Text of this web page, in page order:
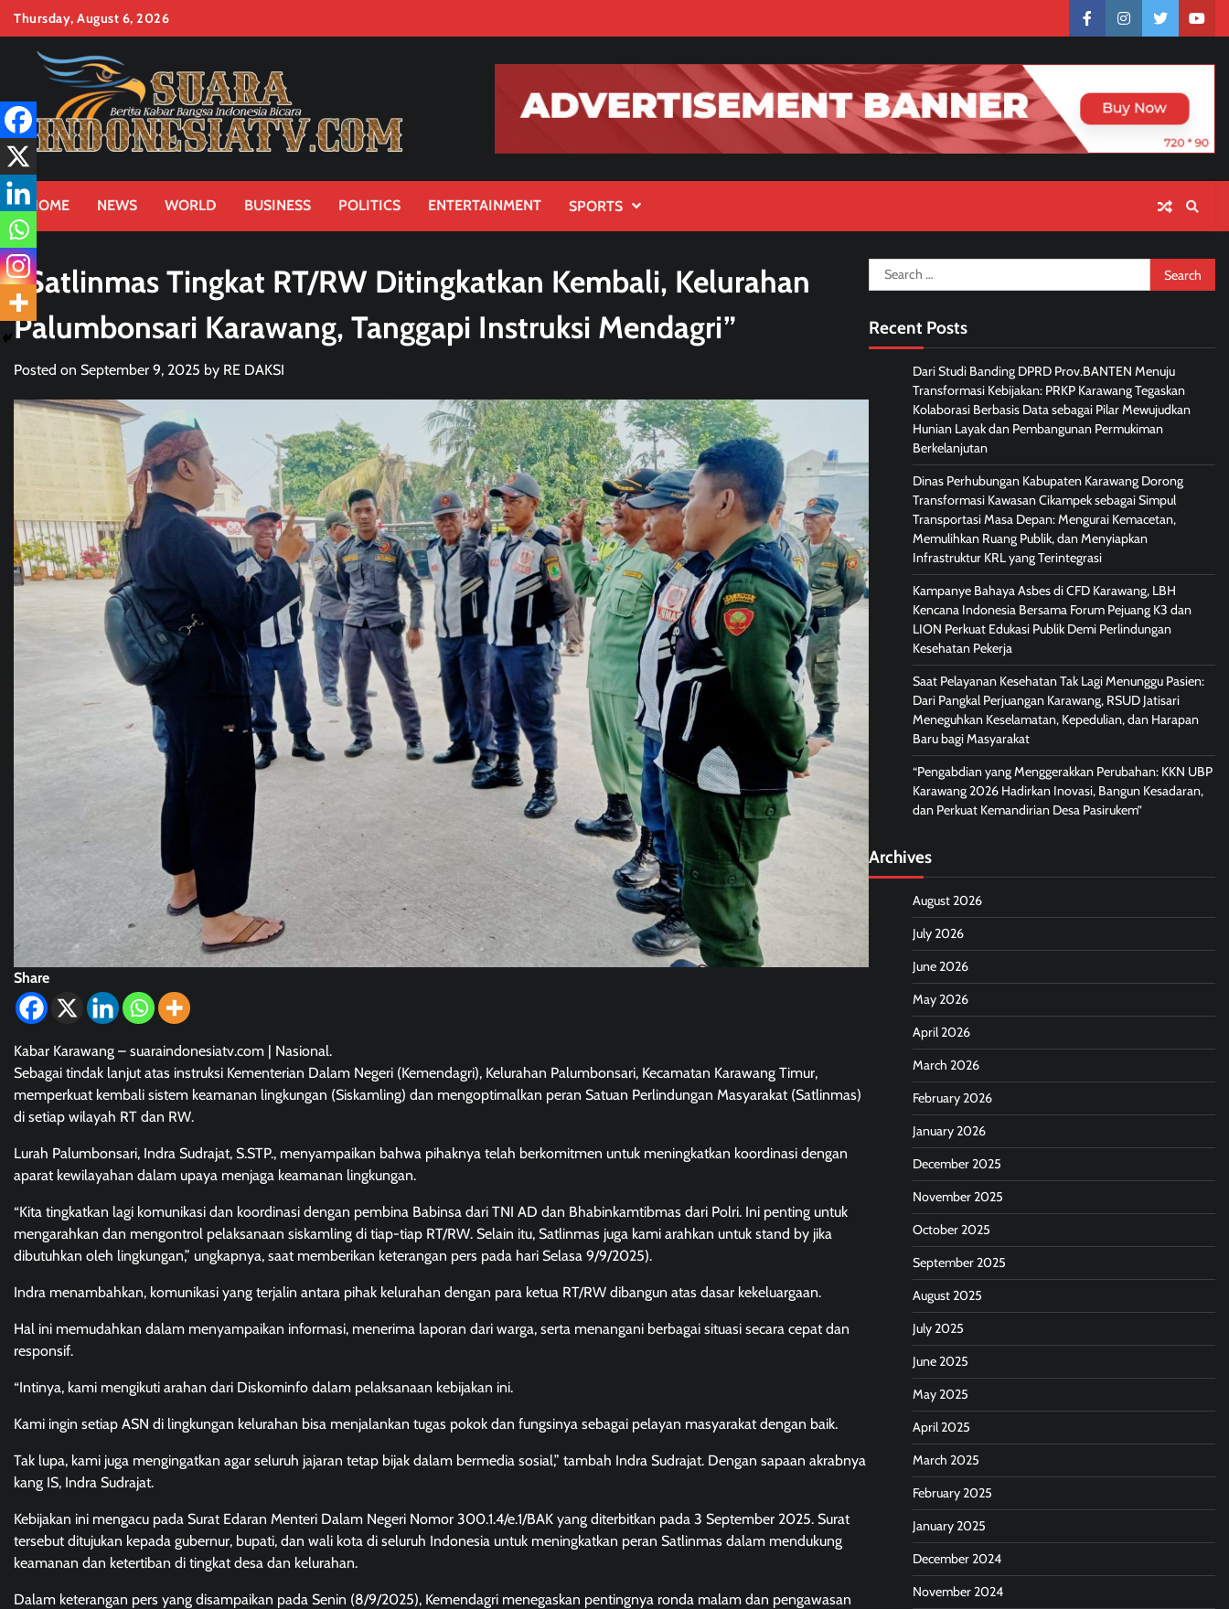
Skip
content
Thursday, August 6, 2026
facebookinstagramtwitter
HOME NEWS WORLD BUSINESS POLITICS ENTERTAINMENT SPORTS
“Satlinmas Tingkat RT/RW Ditingkatkan Kembali, Kelurahan
Palumbonsari Karawang, Tanggapi Instruksi Mendagri”
Posted on September 9, 2025 by RE DAKSI
Share
Kabar Karawang – suaraindonesiatv.com | Nasional.
Sebagai tindak lanjut atas instruksi Kementerian Dalam Negeri (Kemendagri), Kelurahan Palumbonsari, Kecamatan Karawang Timur,
memperkuat kembali sistem keamanan lingkungan (Siskamling) dan mengoptimalkan peran Satuan Perlindungan Masyarakat (Satlinmas)
di setiap wilayah RT dan RW.
Lurah Palumbonsari, Indra Sudrajat, S.STP., menyampaikan bahwa pihaknya telah berkomitmen untuk meningkatkan koordinasi dengan
aparat kewilayahan dalam upaya menjaga keamanan lingkungan.
“Kita tingkatkan lagi komunikasi dan koordinasi dengan pembina Babinsa dari TNI AD dan Bhabinkamtibmas dari Polri. Ini penting untuk
mengarahkan dan mengontrol pelaksanaan siskamling di tiap-tiap RT/RW. Selain itu, Satlinmas juga kami arahkan untuk stand by jika
dibutuhkan oleh lingkungan,” ungkapnya, saat memberikan keterangan pers pada hari Selasa 9/9/2025).
Indra menambahkan, komunikasi yang terjalin antara pihak kelurahan dengan para ketua RT/RW dibangun atas dasar kekeluargaan.
Hal ini memudahkan dalam menyampaikan informasi, menerima laporan dari warga, serta menangani berbagai situasi secara cepat dan
responsif.
“Intinya, kami mengikuti arahan dari Diskominfo dalam pelaksanaan kebijakan ini.
Kami ingin setiap ASN di lingkungan kelurahan bisa menjalankan tugas pokok dan fungsinya sebagai pelayan masyarakat dengan baik.
Tak lupa, kami juga mengingatkan agar seluruh jajaran tetap bijak dalam bermedia sosial,” tambah Indra Sudrajat. Dengan sapaan akrabnya
kang IS, Indra Sudrajat.
Kebijakan ini mengacu pada Surat Edaran Menteri Dalam Negeri Nomor 300.1.4/e.1/BAK yang diterbitkan pada 3 September 2025. Surat
tersebut ditujukan kepada gubernur, bupati, dan wali kota di seluruh Indonesia untuk meningkatkan peran Satlinmas dalam mendukung
keamanan dan ketertiban di tingkat desa dan kelurahan.
Dalam keterangan pers yang disampaikan pada Senin (8/9/2025), Kemendagri menegaskan pentingnya ronda malam dan pengawasan
Search
for:
Recent Posts
Dari Studi Banding DPRD Prov.BANTEN Menuju
Transformasi Kebijakan: PRKP Karawang Tegaskan
Kolaborasi Berbasis Data sebagai Pilar Mewujudkan
Hunian Layak dan Pembangunan Permukiman
Berkelanjutan
Dinas Perhubungan Kabupaten Karawang Dorong
Transformasi Kawasan Cikampek sebagai Simpul
Transportasi Masa Depan: Mengurai Kemacetan,
Memulihkan Ruang Publik, dan Menyiapkan
Infrastruktur KRL yang Terintegrasi
Kampanye Bahaya Asbes di CFD Karawang, LBH
Kencana Indonesia Bersama Forum Pejuang K3 dan
LION Perkuat Edukasi Publik Demi Perlindungan
Kesehatan Pekerja
Saat Pelayanan Kesehatan Tak Lagi Menunggu Pasien:
Dari Pangkal Perjuangan Karawang, RSUD Jatisari
Meneguhkan Keselamatan, Kepedulian, dan Harapan
Baru bagi Masyarakat
“Pengabdian yang Menggerakkan Perubahan: KKN UBP
Karawang 2026 Hadirkan Inovasi, Bangun Kesadaran,
dan Perkuat Kemandirian Desa Pasirukem”
Archives
August 2026
July 2026
June 2026
May 2026
April 2026
March 2026
February 2026
January 2026
December 2025
November 2025
October 2025
September 2025
August 2025
July 2025
June 2025
May 2025
April 2025
March 2025
February 2025
January 2025
December 2024
November 2024